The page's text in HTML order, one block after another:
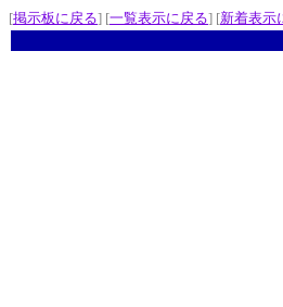
[掲示板に戻る] [一覧表示に戻る] [新着表示